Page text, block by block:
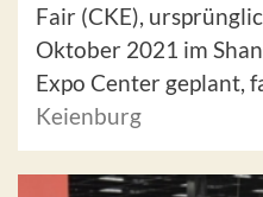
Fair (CKE),
Oktober 2021 im
Expo Center geplant,
Keienburg